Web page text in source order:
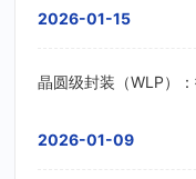
2026-01-15
晶圆级封装（WLP）
2026-01-09